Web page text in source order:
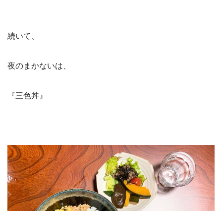
続いて、
夜のまかないは、
『三色丼』